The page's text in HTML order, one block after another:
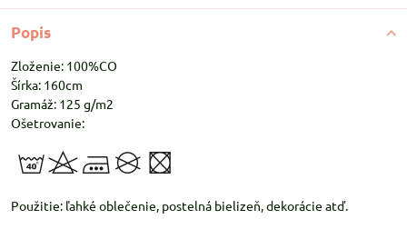
Popis
Zloženie: 100%CO
Šírka: 160cm
Gramáž: 125 g/m2
Ošetrovanie:
Použitie: ľahké oblečenie, postelná bielizeň, dekorácie atď.